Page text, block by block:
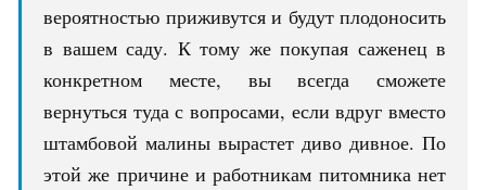
вероятностью приживутся и будут плодоносить
в вашем саду. К тому же покупая саженец в
конкретном месте, вы всегда сможете
вернуться туда с вопросами, если вдруг вместо
штамбовой малины вырастет диво дивное. По
этой же причине и работникам питомника нет